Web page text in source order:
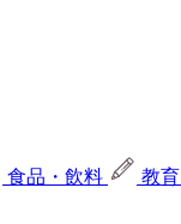
食品・飲料 教育